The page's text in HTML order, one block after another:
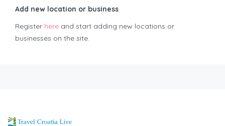
Add new location or business
Register here and start adding new locations or
businesses on the site.